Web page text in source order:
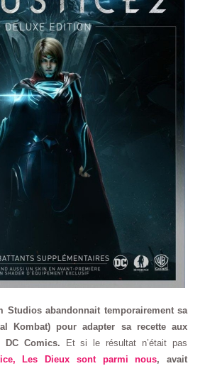
Studios abandonnait temporairement sa
Kombat) pour adapter sa recette aux
DC Comics. Et si le résultat n’était pas
Les Dieux sont parmi nous, avait